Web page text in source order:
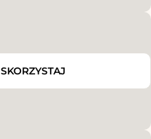
SKORZYSTAJ